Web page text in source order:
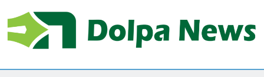
to
content
Dolpanews